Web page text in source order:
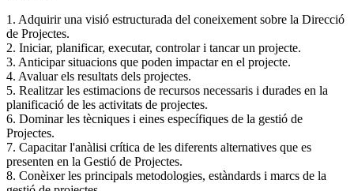
1. Adquirir una visió estructurada del coneixement sobre la Direcció
de Projectes.
2. Iniciar, planificar, executar, controlar i tancar un projecte.
3. Anticipar situacions que poden impactar en el projecte.
4. Avaluar els resultats dels projectes.
5. Realitzar les estimacions de recursos necessaris i durades en la
planificació de les activitats de projectes.
6. Dominar les tècniques i eines específiques de la gestió de
Projectes.
7. Capacitar l'anàlisi crítica de les diferents alternatives que es
presenten en la Gestió de Projectes.
8. Conèixer les principals metodologies, estàndards i marcs de la